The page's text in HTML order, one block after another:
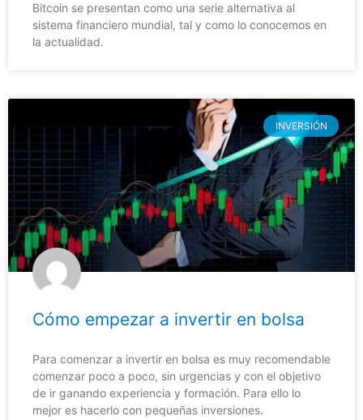
Bitcoin se presentan como una serie alternativa al
sistema financiero mundial, tal y como lo conocemos en
la actualidad.
INVERSIÓN
Cómo empezar a invertir en bolsa
Para comenzar a invertir en bolsa es muy recomendable
comenzar poco a poco, sin urgencias y con el objetivo
de ir ganando experiencia y formación. Para ello lo
mejor es hacerlo con pequeñas inversiones.